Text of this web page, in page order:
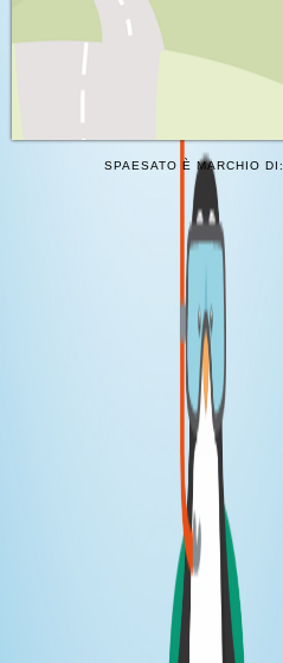
SPAESATO È MARCHIO DI: